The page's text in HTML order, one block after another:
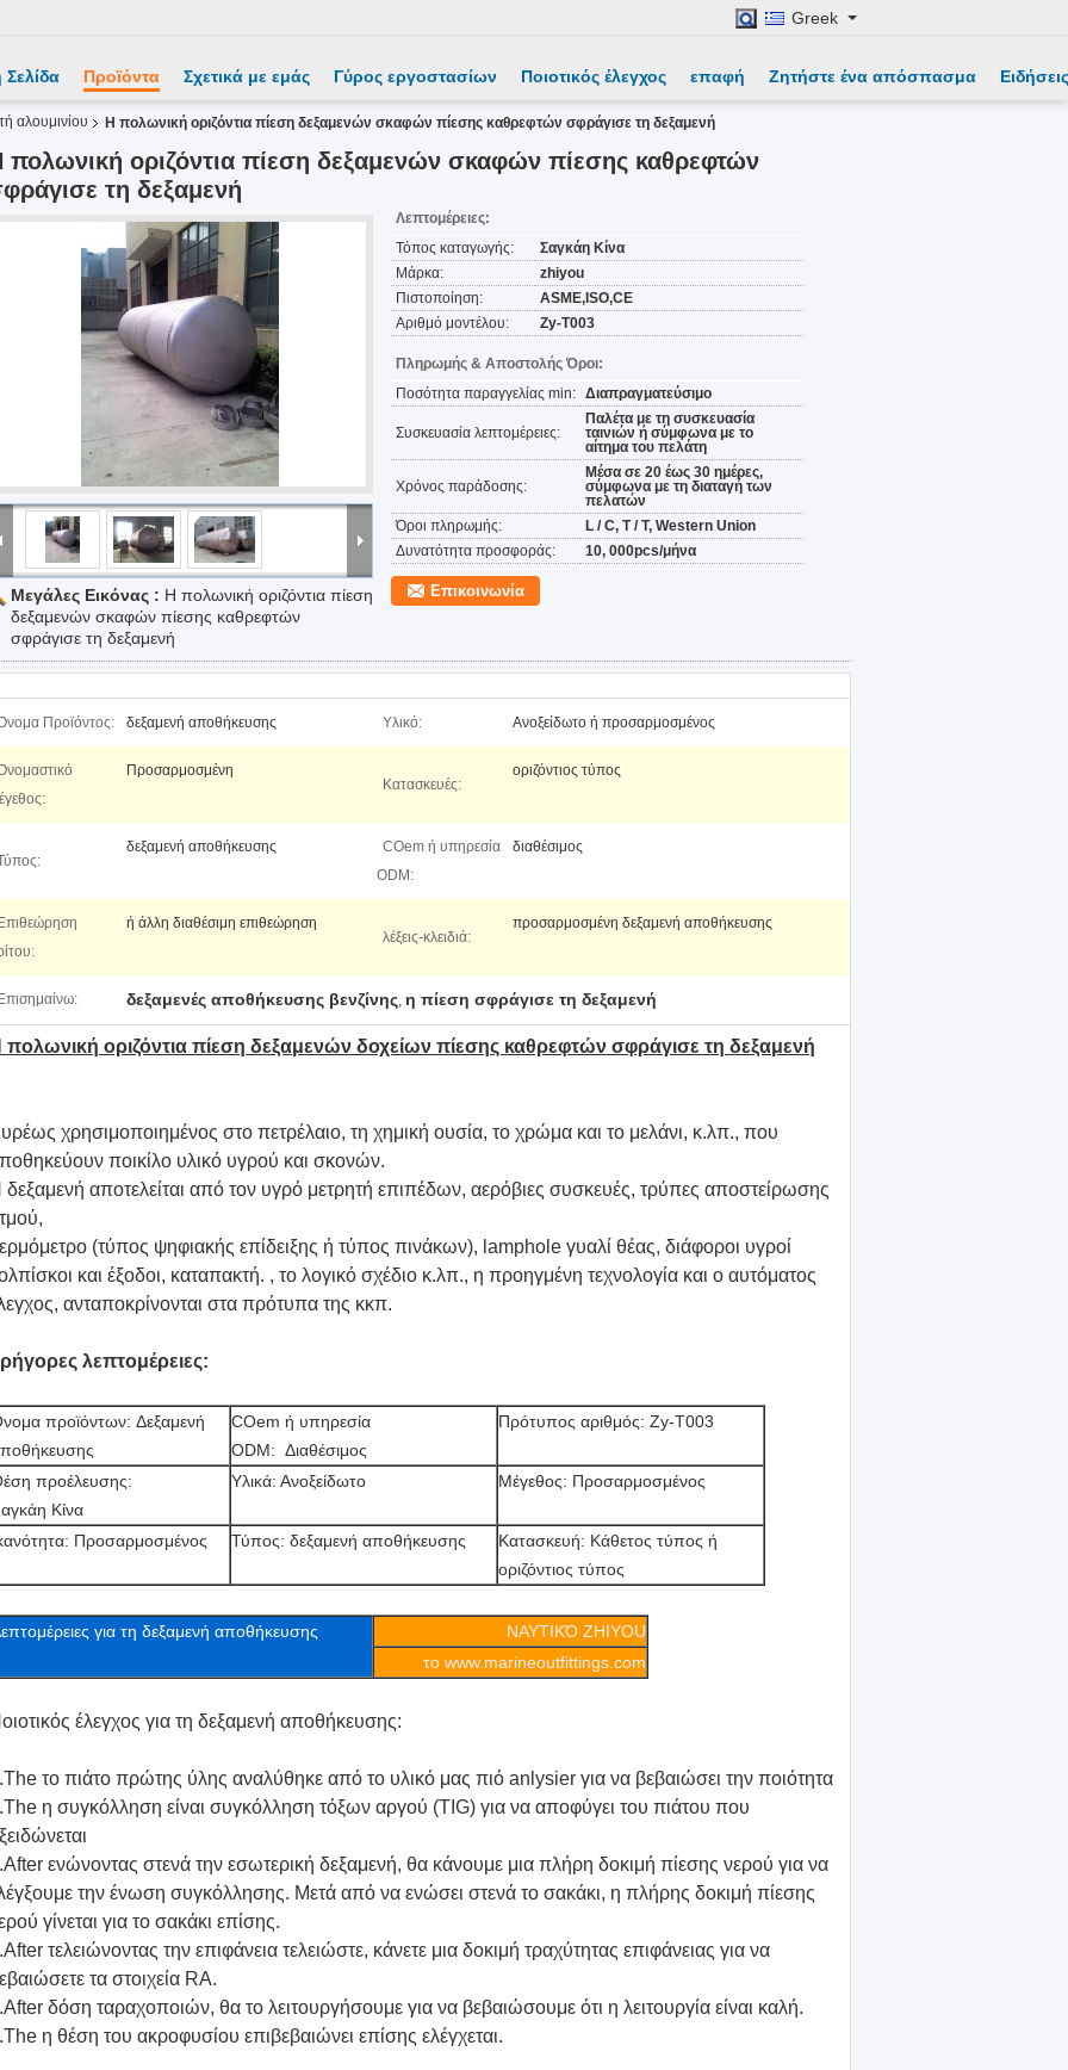
Greek
Σελίδα Προϊόντα Σχετικά με εμάς Γύρος εργοστασίων Ποιοτικός έλεγχος επαφή Ζητήστε ένα απόσπασμα
αλουμινίου Η πολωνική οριζόντια πίεση δεξαμενών σκαφών πίεσης καθρεφτών σφράγισε τη δεξαμενή
πολωνική οριζόντια πίεση δεξαμενών σκαφών πίεσης καθρεφτών
τη δεξαμενή
Μεγάλες Εικόνας : Η πολωνική οριζόντια πίεση
δεξαμενών σκαφών πίεσης καθρεφτών
σφράγισε τη δεξαμενή
Λεπτομέρειες:
Τόπος καταγωγής:
Σαγκάη Κίνα
Μάρκα:
zhiyou
Πιστοποίηση:
ASME,ISO,CE
Αριθμό μοντέλου:
Zy-T003
Πληρωμής & Αποστολής Όροι:
Ποσότητα παραγγελίας min: Διαπραγματεύσιμο
Συσκευασία λεπτομέρειες:
Παλέτα με τη συσκευασία
ταινιών ή σύμφωνα με το
αίτημα του πελάτη
Χρόνος παράδοσης:
Μέσα σε 20 έως 30 ημέρες,
σύμφωνα με τη διαταγή των
πελατών
Όροι πληρωμής:
L / C, T / T, Western Union
Δυνατότητα προσφοράς:
10, 000pcs/μήνα
Επικοινωνία
Προϊόντος: δεξαμενή αποθήκευσης Υλικό: Ανοξείδωτο ή προσαρμοσμένος
Προσαρμοσμένη
Κατασκευές:
οριζόντιος τύπος
δεξαμενή αποθήκευσης
COem ή υπηρεσία
ODM:
διαθέσιμος
ή άλλη διαθέσιμη επιθεώρηση
λέξεις-κλειδιά:
προσαρμοσμένη δεξαμενή αποθήκευσης
δεξαμενές αποθήκευσης βενζίνης, η πίεση σφράγισε τη δεξαμενή
πολωνική οριζόντια πίεση δεξαμενών δοχείων πίεσης καθρεφτών σφράγισε τη δεξαμενή
χρησιμοποιημένος στο πετρέλαιο, τη χημική ουσία, το χρώμα και το μελάνι, κ.λπ., που
ποικίλο υλικό υγρού και σκονών.
αποτελείται από τον υγρό μετρητή επιπέδων, αερόβιες συσκευές, τρύπες αποστείρωσης
(τύπος ψηφιακής επίδειξης ή τύπος πινάκων), lamphole γυαλί θέας, διάφοροι υγροί
και έξοδοι, καταπακτή. , το λογικό σχέδιο κ.λπ., η προηγμένη τεχνολογία και ο αυτόματος
ανταποκρίνονται στα πρότυπα της κκπ.
λεπτομέρειες:
προϊόντων: Δεξαμενή
COem ή υπηρεσία
ODM: Διαθέσιμος
Πρότυπος αριθμός: Zy-T003
προέλευσης:
Κίνα
Υλικά: Ανοξείδωτο Μέγεθος: Προσαρμοσμένος
Προσαρμοσμένος Τύπος: δεξαμενή αποθήκευσης
Κατασκευή: Κάθετος τύπος ή
οριζόντιος τύπος
για τη δεξαμενή αποθήκευσης
ΝΑΥΤΙΚΌ ZHIYOU
το www.marineoutfittings.com
έλεγχος για τη δεξαμενή αποθήκευσης:
το πιάτο πρώτης ύλης αναλύθηκε από το υλικό μας πιό anlysier για να βεβαιώσει την ποιότητα
η συγκόλληση είναι συγκόλληση τόξων αργού (TIG) για να αποφύγει του πιάτου που
ενώνοντας στενά την εσωτερική δεξαμενή, θα κάνουμε μια πλήρη δοκιμή πίεσης νερού για να
την ένωση συγκόλλησης. Μετά από να ενώσει στενά το σακάκι, η πλήρης δοκιμή πίεσης
γίνεται για το σακάκι επίσης.
τελειώνοντας την επιφάνεια τελειώστε, κάνετε μια δοκιμή τραχύτητας επιφάνειας για να
τα στοιχεία RA.
δόση ταραχοποιών, θα το λειτουργήσουμε για να βεβαιώσουμε ότι η λειτουργία είναι καλή.
η θέση του ακροφυσίου επιβεβαιώνει επίσης ελέγχεται.